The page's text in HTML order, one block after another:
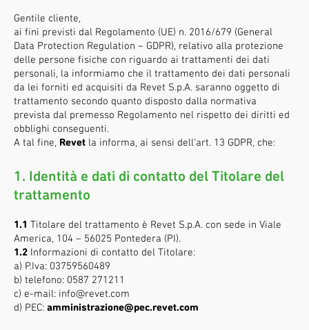
Gentile cliente,
ai fini previsti dal Regolamento (UE) n. 2016/679 (General
Data Protection Regulation – GDPR), relativo alla protezione
delle persone fisiche con riguardo ai trattamenti dei dati
personali, la informiamo che il trattamento dei dati personali
da lei forniti ed acquisiti da Revet S.p.A. saranno oggetto di
trattamento secondo quanto disposto dalla normativa
prevista dal premesso Regolamento nel rispetto dei diritti ed
obblighi conseguenti.
A tal fine, Revet la informa, ai sensi dell’art. 13 GDPR, che:
1. Identità e dati di contatto del Titolare del
trattamento
1.1 Titolare del trattamento è Revet S.p.A. con sede in Viale
America, 104 – 56025 Pontedera (PI).
1.2 Informazioni di contatto del Titolare:
a) P.Iva: 03759560489
b) telefono: 0587 271211
c) e-mail: info@revet.com
d) PEC: amministrazione@pec.revet.com